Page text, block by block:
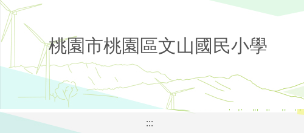
桃園市桃園區文山國民小學
:::